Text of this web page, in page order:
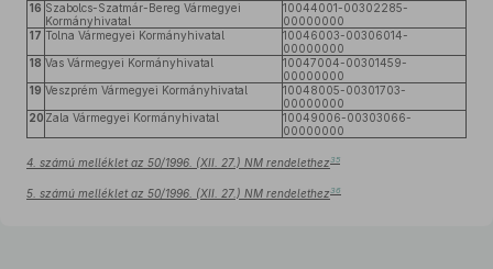
16 Szabolcs-Szatmár-Bereg Vármegyei
Kormányhivatal
10044001-00302285-
00000000
17 Tolna Vármegyei Kormányhivatal
10046003-00306014-
00000000
18 Vas Vármegyei Kormányhivatal
10047004-00301459-
00000000
19 Veszprém Vármegyei Kormányhivatal
10048005-00301703-
00000000
20 Zala Vármegyei Kormányhivatal
10049006-00303066-
00000000
4. számú melléklet az 50/1996. (XII. 27.) NM rendelethez 35
5. számú melléklet az 50/1996. (XII. 27.) NM rendelethez 36